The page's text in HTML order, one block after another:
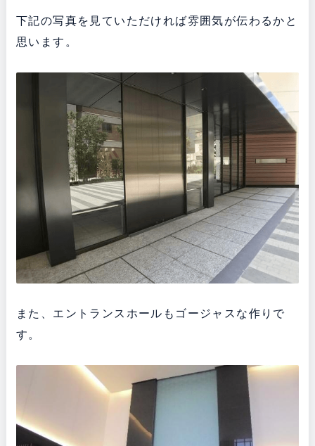
下記の写真を見ていただければ雰囲気が伝わるかと
思います。
また、エントランスホールもゴージャスな作りで
す。